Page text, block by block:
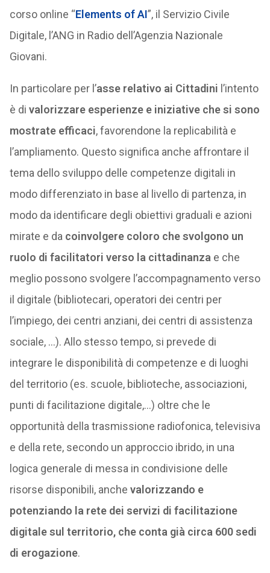
corso online “Elements of AI”, il Servizio Civile
Digitale, l’ANG in Radio dell’Agenzia Nazionale
Giovani.
In particolare per l’asse relativo ai Cittadini l’intento
è di valorizzare esperienze e iniziative che si sono
mostrate efficaci, favorendone la replicabilità e
l’ampliamento. Questo significa anche affrontare il
tema dello sviluppo delle competenze digitali in
modo differenziato in base al livello di partenza, in
modo da identificare degli obiettivi graduali e azioni
mirate e da coinvolgere coloro che svolgono un
ruolo di facilitatori verso la cittadinanza e che
meglio possono svolgere l’accompagnamento verso
il digitale (bibliotecari, operatori dei centri per
l’impiego, dei centri anziani, dei centri di assistenza
sociale, …). Allo stesso tempo, si prevede di
integrare le disponibilità di competenze e di luoghi
del territorio (es. scuole, biblioteche, associazioni,
punti di facilitazione digitale,…) oltre che le
opportunità della trasmissione radiofonica, televisiva
e della rete, secondo un approccio ibrido, in una
logica generale di messa in condivisione delle
risorse disponibili, anche valorizzando e
potenziando la rete dei servizi di facilitazione
digitale sul territorio, che conta già circa 600 sedi
di erogazione.